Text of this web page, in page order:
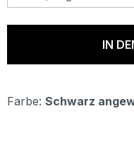
IN
Farbe: Schwarz